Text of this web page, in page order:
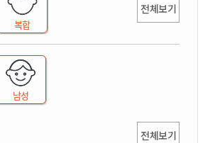
복합
전체보기
남성
전체보기